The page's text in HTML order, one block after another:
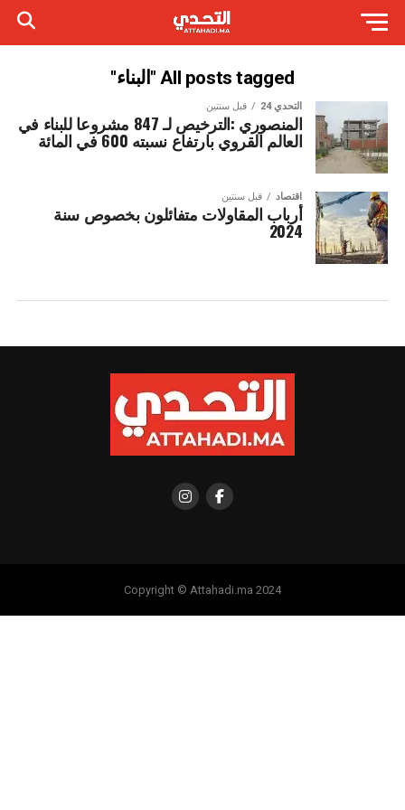
All posts tagged "البناء"
التحدي 24 قبل سنتين
المنصوري :الترخيص لـ 847 مشروعا للبناء في
العالم القروي بارتفاع نسبته 600 في المائة
اقتصاد قبل سنتين
أرباب المقاولات متفائلون بخصوص سنة
2024
Copyright © Attahadi.ma 2024